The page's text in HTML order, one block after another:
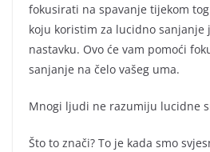
fokusirati na spavanje tijekom
koju koristim za lucidno sanjanje
nastavku. Ovo će vam pomoći
sanjanje na čelo vašeg uma.
Mnogi ljudi ne razumiju lucidne
Što to znači? To je kada smo